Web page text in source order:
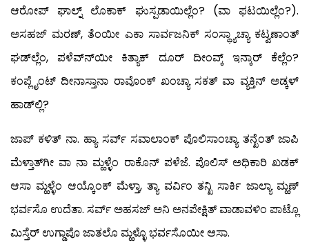
ಆರೋಪ್ ಘಾಲ್ನ್ ಲೊಕಾಕ್ ಘುಸ್ಪಡಾಯಿಲ್ಲೆಂ? (ವಾ ಫಟಯಿಲ್ಲೆಂ?).
ಅಸಹಜ್ ಮರಣ್, ತೆಂಯೀ ಎಕಾ ಸಾರ್ವಜನಿಕ್ ಸಂಸ್ಥ್ಯಾಚ್ಯಾ ಕಟ್ವಣಾಂತ್
ಘಡ್‍ಲ್ಲೆಂ, ಪಳೆವ್ನ್‍ಯೀ ಕಿತ್ಯಾಕ್ ದೂರ್ ದೀಂವ್ಕ್ ಇನ್ಕಾರ್ ಕೆಲ್ಲೆಂ?
ಕಂಪ್ಲೈಂಟ್ ದೀನಾಸ್ತಾನಾ ರಾವೊಂಕ್ ಖಂಚ್ಯಾ ಸಕತ್ ವಾ ವ್ಯಕ್ತಿನ್ ಅಡ್ಕಳ್
ಹಾಡ್‍ಲ್ಲಿ?
ಜಾಪ್ ಕಳಿತ್ ನಾ. ಹ್ಯಾ ಸರ್ವ್ ಸವಾಲಾಂಕ್ ಪೊಲಿಸಾಂಚ್ಯಾ ತನ್ಖೆಂತ್ ಜಾಪಿ
ಮೆಳ್ತಾತ್‍ಗೀ ವಾ ನಾ ಮ್ಹಳ್ಳೆಂ ರಾಕೊನ್ ಪಳೆಜೆ. ಪೊಲಿಸ್ ಅಧಿಕಾರಿ ಖಡಕ್
ಆಸಾ ಮ್ಹಳ್ಳೆಂ ಆಯ್ಕೊಂಕ್ ಮೆಳ್ತಾ, ತ್ಯಾ ವರ್ವಿಂ ತನ್ಖಿ ಸಾರ್ಕಿ ಜಾಲ್ಯಾ ಮ್ಹಣ್
ಭರ್ವಸೊ ಉದೆತಾ. ಸರ್ವ್ ಅಹಸಜ್ ಅನಿ ಅನಪೇಕ್ಷಿತ್ ವಾಡಾವಳಿಂ ಪಾಟ್ಲೊ
ಮಿಸ್ತೆರ್ ಉಗ್ಡಾಪೊ ಜಾತಲೊ ಮ್ಹಳ್ಳೊ ಭರ್ವಸೊಯೀ ಆಸಾ.